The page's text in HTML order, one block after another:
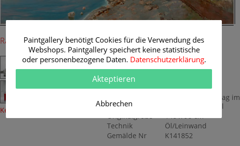
Raum-Simulation
Keine Raumsimulation
Originalgemälde
Künstler
Carlo Brancaccio
Themen
Maritimes,
Titel
Heller
Sommernachmittag im
Hafen von Neapel
Originalgröße
148 x 98 cm
Technik
Öl/Leinwand
Gemälde Nr
K141852
Paintgallery benötigt Cookies für die Verwendung des
Webshops. Paintgallery speichert keine statistische
oder personenbezogene Daten. Datenschutzerklärung.
Akteptieren
Abbrechen